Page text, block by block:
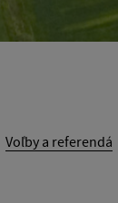
Voľby a referendá